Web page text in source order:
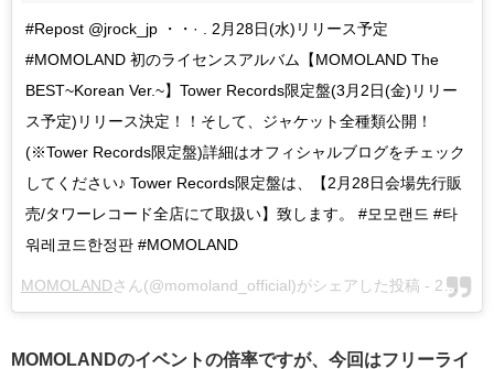
#Repost @jrock_jp ・・· . 2月28日(水)リリース予定
#MOMOLAND 初のライセンスアルバム【MOMOLAND The
BEST~Korean Ver.~】Tower Records限定盤(3月2日(金)リリー
ス予定)リリース決定！！そして、ジャケット全種類公開！
(※Tower Records限定盤)詳細はオフィシャルブログをチェック
してください♪ Tower Records限定盤は、【2月28日会場先行販
売/タワーレコード全店にて取扱い】致します。 #모모랜드 #타
워레코드한정판 #MOMOLAND
MOMOLANDさん(@momoland_official)がシェアした投稿 - 2月 2, 2018 at 12:53午前 PST
MOMOLANDのイベントの倍率ですが、今回はフリーライ